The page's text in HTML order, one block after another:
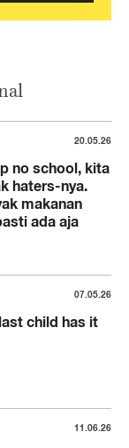
20.05.26
no school, kita
haters-nya.
makanan
ada aja
07.05.26
child has it
11.06.26